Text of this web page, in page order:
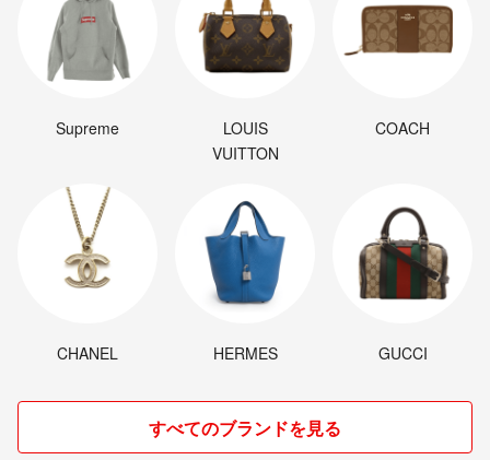
Supreme
LOUIS
VUITTON
COACH
CHANEL HERMES GUCCI
すべてのブランドを見る